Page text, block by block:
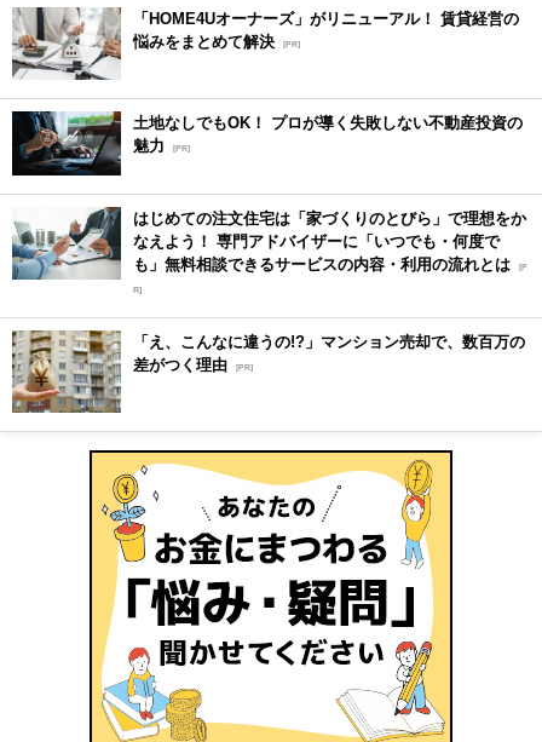
「HOME4Uオーナーズ」がリニューアル！ 賃貸経営の
悩みをまとめて解決 [PR]
土地なしでもOK！ プロが導く失敗しない不動産投資の
魅力
[PR]
はじめての注文住宅は「家づくりのとびら」で理想をか
なえよう！ 専門アドバイザーに「いつでも・何度で
も」無料相談できるサービスの内容・利用の流れとは [P
R]
「え、こんなに違うの!?」マンション売却で、数百万の
差がつく理由 [PR]